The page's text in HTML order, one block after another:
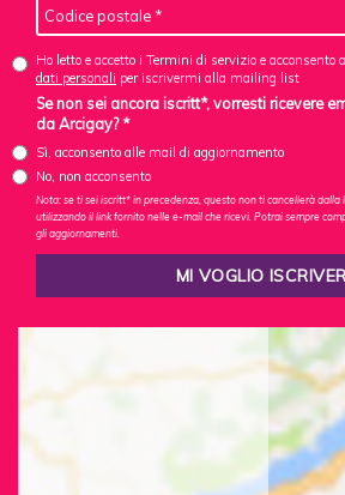
Ho letto e accetto i Termini di servizio e acconsento al
dati personali per iscrivermi alla mailing list
Se non sei ancora iscritt*, vorresti ricevere
da Arcigay? *
Sì, acconsento alle mail di aggiornamento
No, non acconsento
Nota: se ti sei iscritt* in precedenza, questo non ti cancellerà
utilizzando il link fornito nelle e-mail che ricevi. Potrai sempre
gli aggiornamenti.